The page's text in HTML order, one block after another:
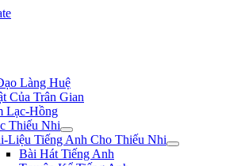
Làng Huệ
Của Trân Gian
Lạc-Hồng
Thiếu Nhi
Liệu Tiếng Anh Cho Thiếu Nhi
Bài Hát Tiếng Anh